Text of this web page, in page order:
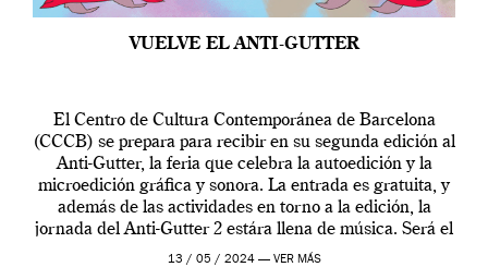
VUELVE EL ANTI-GUTTER
El Centro de Cultura Contemporánea de Barcelona
(CCCB) se prepara para recibir en su segunda edición al
Anti-Gutter, la feria que celebra la autoedición y la
microedición gráfica y sonora. La entrada es gratuita, y
además de las actividades en torno a la edición, la
jornada del Anti-Gutter 2 estára llena de música. Será el
[…]
13 / 05 / 2024 — VER MÁS